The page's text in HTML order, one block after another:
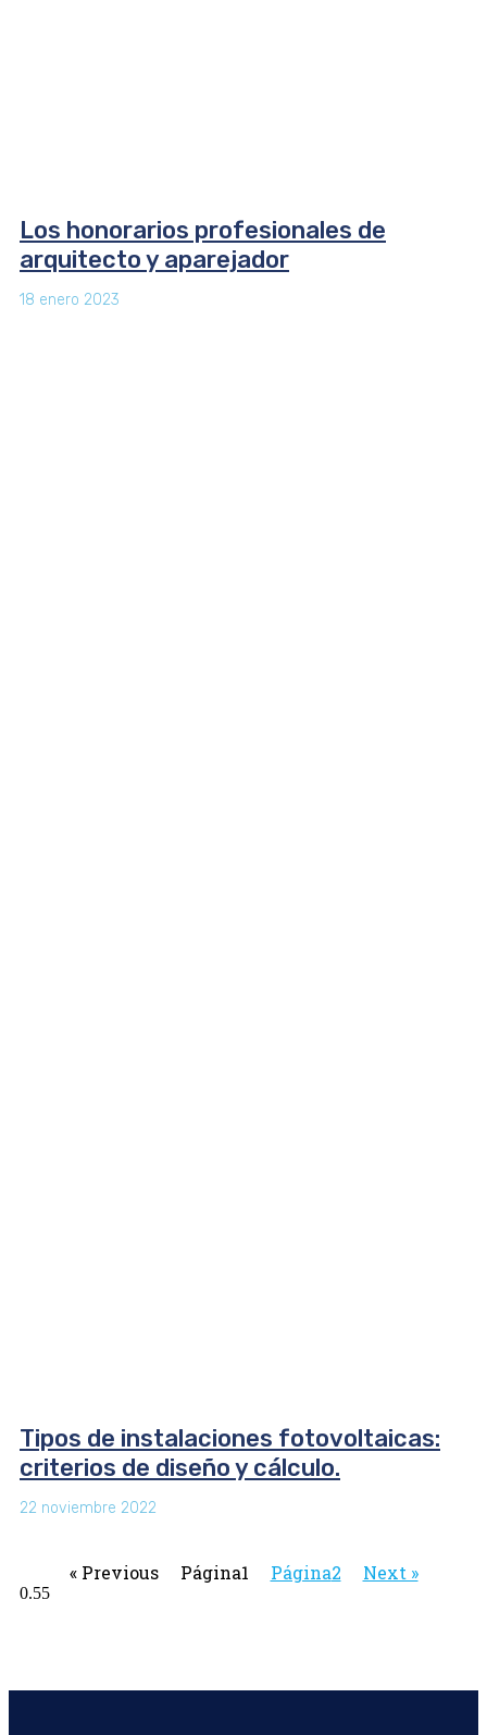
Los honorarios profesionales de
arquitecto y aparejador
18 enero 2023
Tipos de instalaciones fotovoltaicas:
criterios de diseño y cálculo.
22 noviembre 2022
« Previous Página1 Página2 Next »